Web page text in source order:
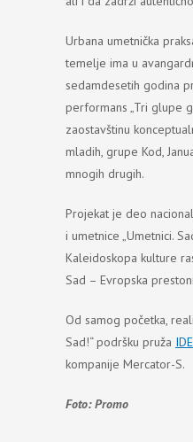
Urbana umetnička
temelje ima u
sedamdesetih godina
performans „Tri glupe
zaostavštinu
mladih, grupe Kod,
mnogih drugih.
Projekat je deo
i umetnice „Umetnici.
Kaleidoskopa kulture
Sad – Evropska
Od samog početka,
Sad!“ podršku pruža
kompanije Mercator-S.
Foto: Promo